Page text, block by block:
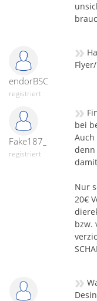
endorBSC
registriert
»
Fake187_
registriert
»
bei
Auch
Nur
20€
bzw.
»